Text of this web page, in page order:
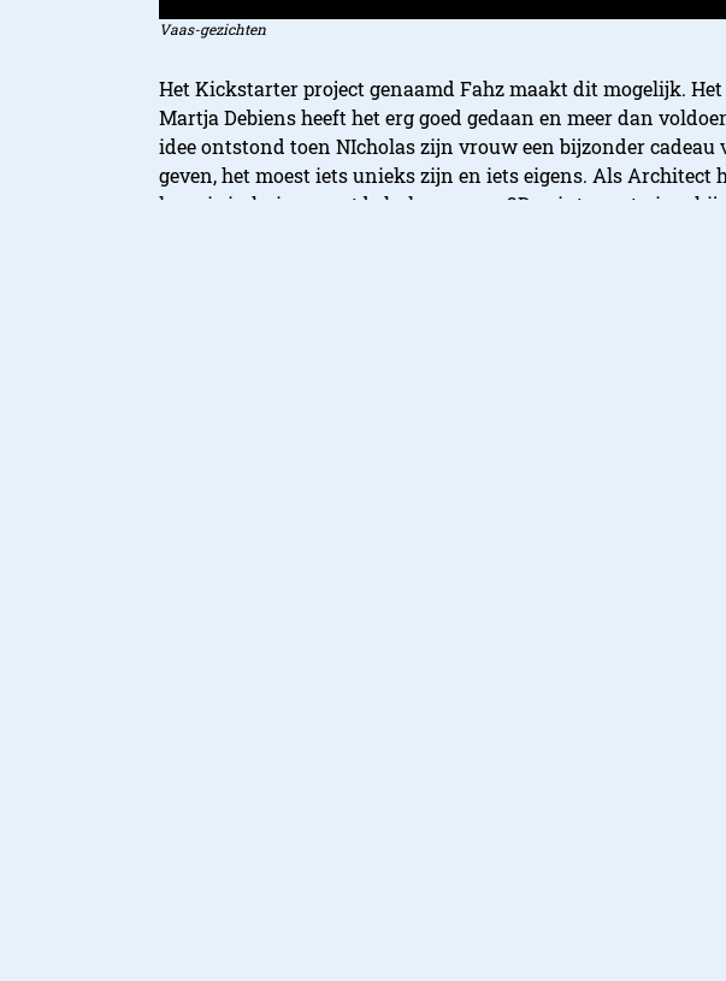
Vaas-gezichten
Het Kickstarter project genaamd Fahz maakt dit mogelijk.
Martja Debiens heeft het erg goed gedaan en meer dan
idee ontstond toen NIcholas zijn vrouw een bijzonder cadeau
geven, het moest iets unieks zijn en iets eigens. Als Architect
kennis in huis en met behulp van een 3D-printer ontwierp hij